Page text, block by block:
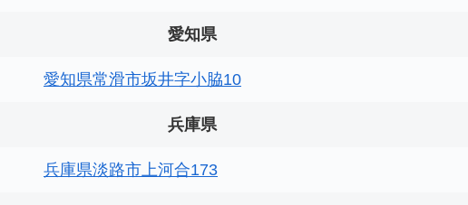
愛知県
愛知県常滑市坂井字小脇10
兵庫県
兵庫県淡路市上河合173